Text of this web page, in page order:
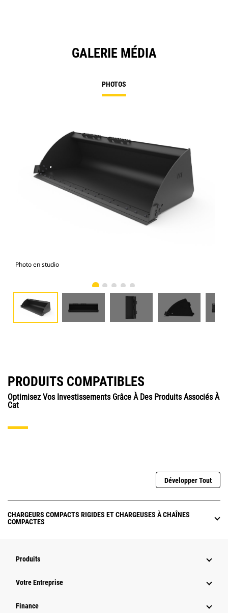
GALERIE MÉDIA
PHOTOS
Photo en studio
PRODUITS COMPATIBLES
Optimisez Vos Investissements Grâce À Des Produits Associés À
Cat
Développer Tout
CHARGEURS COMPACTS RIGIDES ET CHARGEUSES À CHAÎNES
COMPACTES
Produits
Votre Entreprise
Finance